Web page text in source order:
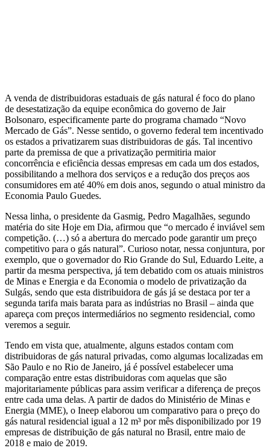
A venda de distribuidoras estaduais de gás natural é foco do plano
de desestatização da equipe econômica do governo de Jair
Bolsonaro, especificamente parte do programa chamado “Novo
Mercado de Gás”. Nesse sentido, o governo federal tem incentivado
os estados a privatizarem suas distribuidoras de gás. Tal incentivo
parte da premissa de que a privatização permitiria maior
concorrência e eficiência dessas empresas em cada um dos estados,
possibilitando a melhora dos serviços e a redução dos preços aos
consumidores em até 40% em dois anos, segundo o atual ministro da
Economia Paulo Guedes.
Nessa linha, o presidente da Gasmig, Pedro Magalhães, segundo
matéria do site Hoje em Dia, afirmou que “o mercado é inviável sem
competição. (…) só a abertura do mercado pode garantir um preço
competitivo para o gás natural”. Curioso notar, nessa conjuntura, por
exemplo, que o governador do Rio Grande do Sul, Eduardo Leite, a
partir da mesma perspectiva, já tem debatido com os atuais ministros
de Minas e Energia e da Economia o modelo de privatização da
Sulgás, sendo que esta distribuidora de gás já se destaca por ter a
segunda tarifa mais barata para as indústrias no Brasil – ainda que
apareça com preços intermediários no segmento residencial, como
veremos a seguir.
Tendo em vista que, atualmente, alguns estados contam com
distribuidoras de gás natural privadas, como algumas localizadas em
São Paulo e no Rio de Janeiro, já é possível estabelecer uma
comparação entre estas distribuidoras com aquelas que são
majoritariamente públicas para assim verificar a diferença de preços
entre cada uma delas. A partir de dados do Ministério de Minas e
Energia (MME), o Ineep elaborou um comparativo para o preço do
gás natural residencial igual a 12 m³ por mês disponibilizado por 19
empresas de distribuição de gás natural no Brasil, entre maio de
2018 e maio de 2019.